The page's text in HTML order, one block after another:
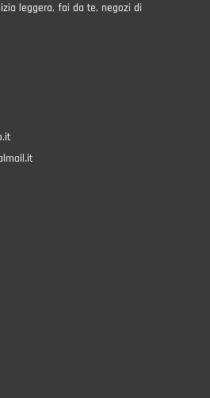
leggera, fai da te, negozi di